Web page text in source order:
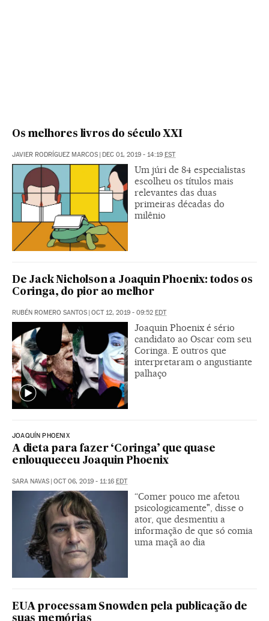
Os melhores livros do século XXI
JAVIER RODRÍGUEZ MARCOS | DEC 01, 2019 - 14:19 EST
Um júri de 84 especialistas
escolheu os títulos mais
relevantes das duas
primeiras décadas do
milênio
De Jack Nicholson a Joaquin Phoenix: todos os
Coringa, do pior ao melhor
RUBÉN ROMERO SANTOS | OCT 12, 2019 - 09:52 EDT
Joaquin Phoenix é sério
candidato ao Oscar com seu
Coringa. E outros que
interpretaram o angustiante
palhaço
JOAQUÍN PHOENIX
A dieta para fazer ‘Coringa’ que quase
enlouqueceu Joaquin Phoenix
SARA NAVAS | OCT 06, 2019 - 11:16 EDT
“Comer pouco me afetou
psicologicamente", disse o
ator, que desmentiu a
informação de que só comia
uma maçã ao dia
EUA processam Snowden pela publicação de
suas memórias